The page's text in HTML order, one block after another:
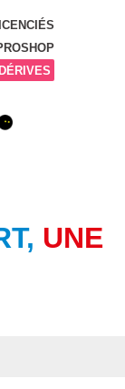
UNE